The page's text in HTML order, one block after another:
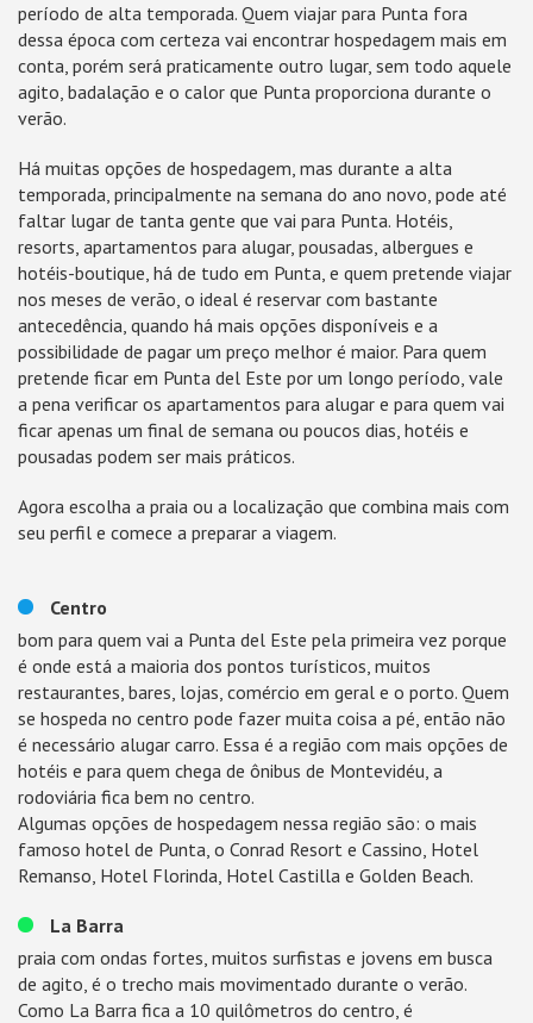
período de alta temporada. Quem viajar para Punta fora
dessa época com certeza vai encontrar hospedagem mais em
conta, porém será praticamente outro lugar, sem todo aquele
agito, badalação e o calor que Punta proporciona durante o
verão.
Há muitas opções de hospedagem, mas durante a alta
temporada, principalmente na semana do ano novo, pode até
faltar lugar de tanta gente que vai para Punta. Hotéis,
resorts, apartamentos para alugar, pousadas, albergues e
hotéis-boutique, há de tudo em Punta, e quem pretende viajar
nos meses de verão, o ideal é reservar com bastante
antecedência, quando há mais opções disponíveis e a
possibilidade de pagar um preço melhor é maior. Para quem
pretende ficar em Punta del Este por um longo período, vale
a pena verificar os apartamentos para alugar e para quem vai
ficar apenas um final de semana ou poucos dias, hotéis e
pousadas podem ser mais práticos.
Agora escolha a praia ou a localização que combina mais com
seu perfil e comece a preparar a viagem.
Centro
bom para quem vai a Punta del Este pela primeira vez porque
é onde está a maioria dos pontos turísticos, muitos
restaurantes, bares, lojas, comércio em geral e o porto. Quem
se hospeda no centro pode fazer muita coisa a pé, então não
é necessário alugar carro. Essa é a região com mais opções de
hotéis e para quem chega de ônibus de Montevidéu, a
rodoviária fica bem no centro.
Algumas opções de hospedagem nessa região são: o mais
famoso hotel de Punta, o Conrad Resort e Cassino, Hotel
Remanso, Hotel Florinda, Hotel Castilla e Golden Beach.
La Barra
praia com ondas fortes, muitos surfistas e jovens em busca
de agito, é o trecho mais movimentado durante o verão.
Como La Barra fica a 10 quilômetros do centro, é